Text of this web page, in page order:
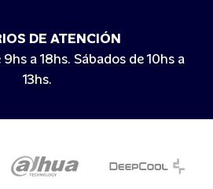
DE ATENCIÓN
a 18hs. Sábados de 10hs a
13hs.